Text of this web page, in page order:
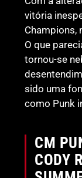
vitória
Champions,
O que
tornou-se
sido uma
como Punk
CM
CODY